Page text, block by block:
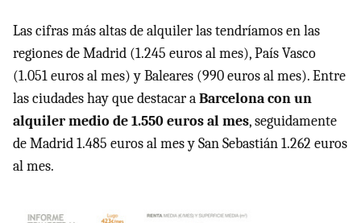
Las cifras más altas de alquiler las tendríamos en las
regiones de Madrid (1.245 euros al mes), País Vasco
(1.051 euros al mes) y Baleares (990 euros al mes). Entre
las ciudades hay que destacar aBarcelona con un
alquiler medio de 1.550 euros al mes, seguidamente
de Madrid 1.485 euros al mes y San Sebastián 1.262 euros
al mes.